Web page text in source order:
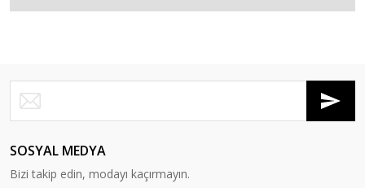
SOSYAL MEDYA
Bizi takip edin, modayı kaçırmayın.